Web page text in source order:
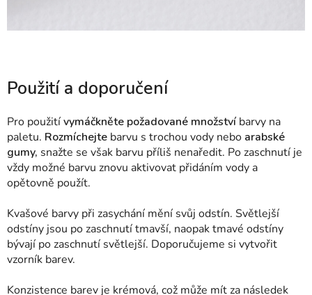
Použití a doporučení
Pro použitívymáčkněte požadované množstvíbarvy na
paletu. Rozmíchejte barvu s trochou vody nebo arabské
gumy, snažte se však barvu příliš nenaředit. Po zaschnutí je
vždy možné barvu znovu aktivovat přidáním vody a
opětovně použít.
Kvašové barvy při zasychání mění svůj odstín. Světlejší
odstíny jsou po zaschnutí tmavší, naopak tmavé odstíny
bývají po zaschnutí světlejší. Doporučujeme si vytvořit
vzorník barev.
Konzistence barev je krémová, což může mít za následek